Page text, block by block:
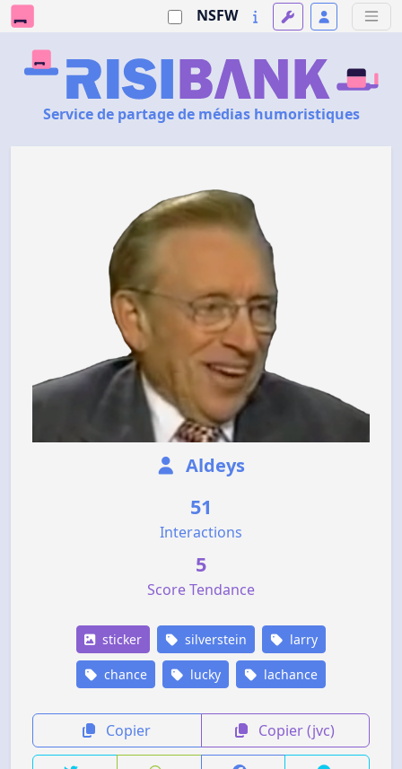
NSFW
Service de partage de médias humoristiques
Aldeys
51
Interactions
5
Score Tendance
sticker silverstein larry
chance lucky lachance
Copier Copier (jvc)